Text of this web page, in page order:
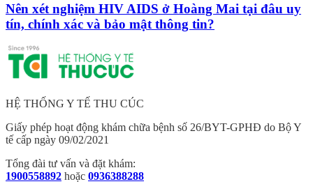
Nên xét nghiệm HIV AIDS ở Hoàng Mai tại đâu uy
tín, chính xác và bảo mật thông tin?
HỆ THỐNG Y TẾ THU CÚC
Giấy phép hoạt động khám chữa bệnh số 26/BYT-GPHĐ do Bộ Y
tế cấp ngày 09/02/2021
Tổng đài tư vấn và đặt khám:
1900558892 hoặc 0936388288